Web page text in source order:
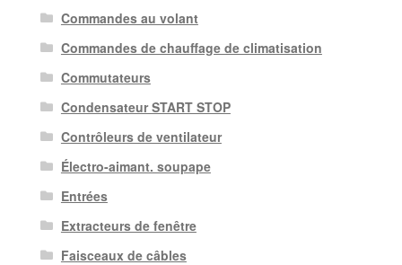
Commandes au volant
Commandes de chauffage de climatisation
Commutateurs
Condensateur START STOP
Contrôleurs de ventilateur
Électro-aimant. soupape
Entrées
Extracteurs de fenêtre
Faisceaux de câbles